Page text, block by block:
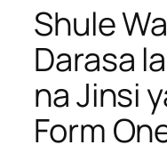
Shule
Darasa
na Jinsi
Form